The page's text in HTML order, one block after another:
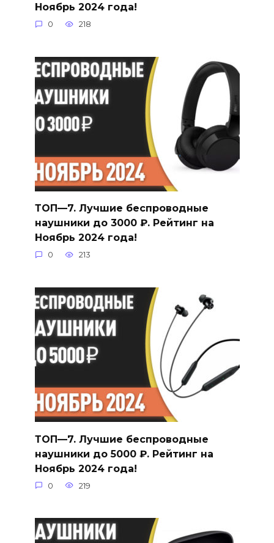
Ноябрь 2024 года!
0 218
ТОП—7. Лучшие беспроводные
наушники до 3000 ₽. Рейтинг на
Ноябрь 2024 года!
0 213
ТОП—7. Лучшие беспроводные
наушники до 5000 ₽. Рейтинг на
Ноябрь 2024 года!
0 219